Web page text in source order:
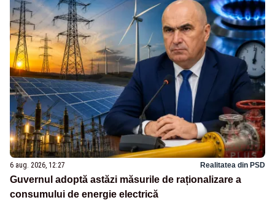
6 aug. 2026, 12:27 Realitatea din PSD
Guvernul adoptă astăzi măsurile de raționalizare a
consumului de energie electrică